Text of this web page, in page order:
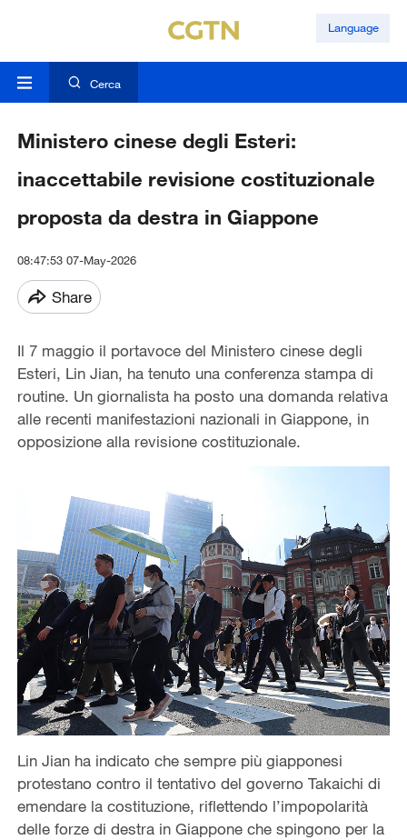
Language
Cerca
Ministero cinese degli Esteri:
inaccettabile revisione costituzionale
proposta da destra in Giappone
08:47:53 07-May-2026
Share
Il 7 maggio il portavoce del Ministero cinese degli
Esteri, Lin Jian, ha tenuto una conferenza stampa di
routine. Un giornalista ha posto una domanda relativa
alle recenti manifestazioni nazionali in Giappone, in
opposizione alla revisione costituzionale.
Lin Jian ha indicato che sempre più giapponesi
protestano contro il tentativo del governo Takaichi di
emendare la costituzione, riflettendo l’impopolarità
delle forze di destra in Giappone che spingono per la